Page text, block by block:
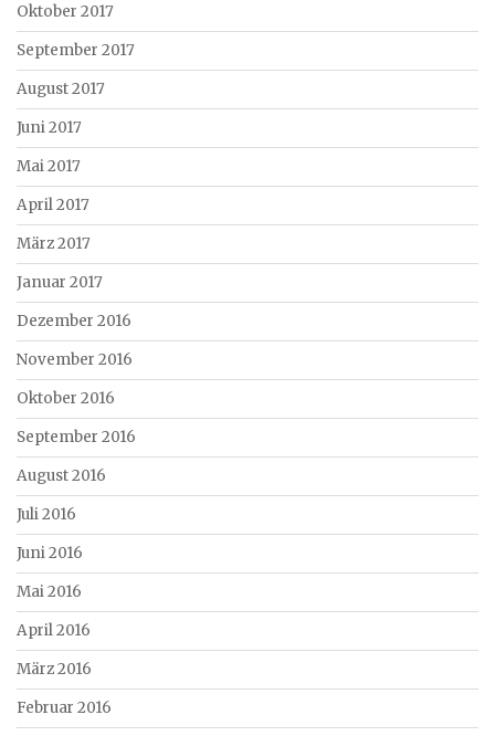
Oktober 2017
September 2017
August 2017
Juni 2017
Mai 2017
April 2017
März 2017
Januar 2017
Dezember 2016
November 2016
Oktober 2016
September 2016
August 2016
Juli 2016
Juni 2016
Mai 2016
April 2016
März 2016
Februar 2016